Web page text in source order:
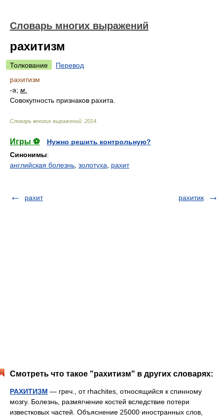
Словарь многих выражений
рахитизм
Толкование
Перевод
рахитизм
-а; м.
Совокупность признаков рахита.
Словарь многих выражений 2014
Игры ⚽
Нужно решить контрольную?
Синонимы:
английская болезнь золотуха рахит
рахит рахитик
Смотреть что такое "рахитизм" в других словарях:
РАХИТИЗМ — греч., от rhachites, относящийся к спинному
мозгу. Болезнь, размягчение костей вследствие потери
известковых частей. Объяснение 25000 иностранных слов,